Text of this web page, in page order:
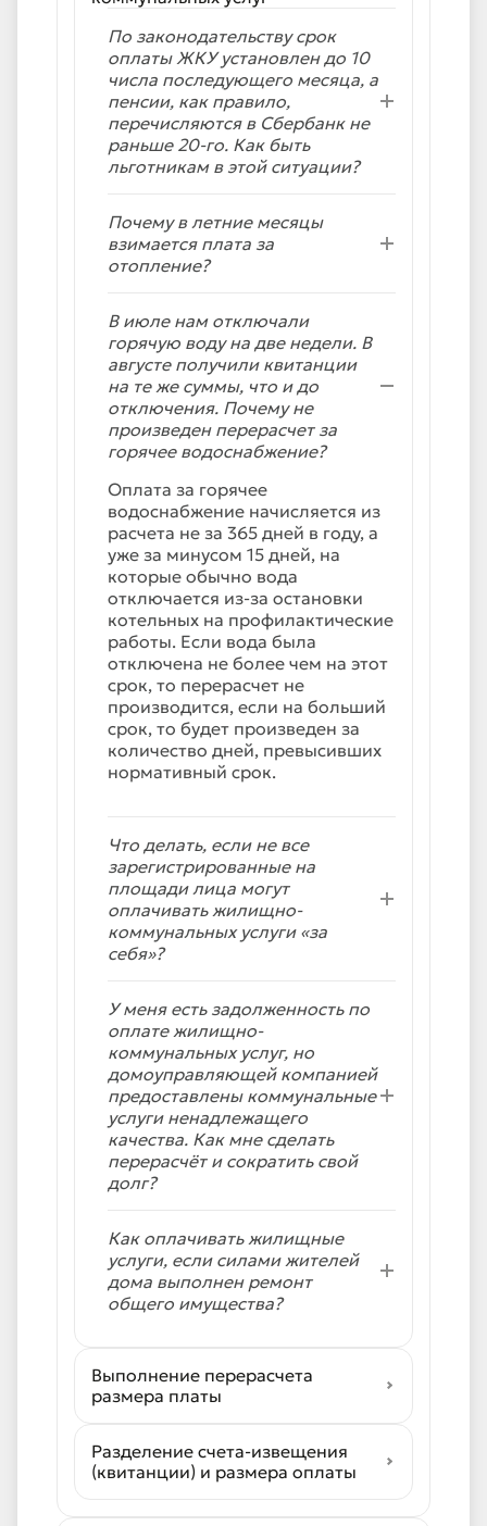
По законодательству срок
оплаты ЖКУ установлен до 10
числа последующего месяца, а
пенсии, как правило,
перечисляются в Сбербанк не
раньше 20-го. Как быть
льготникам в этой ситуации?
Почему в летние месяцы
взимается плата за
отопление?
В июле нам отключали
горячую воду на две недели. В
августе получили квитанции
на те же суммы, что и до
отключения. Почему не
произведен перерасчет за
горячее водоснабжение?
Оплата за горячее
водоснабжение начисляется из
расчета не за 365 дней в году, а
уже за минусом 15 дней, на
которые обычно вода
отключается из-за остановки
котельных на профилактические
работы. Если вода была
отключена не более чем на этот
срок, то перерасчет не
производится, если на больший
срок, то будет произведен за
количество дней, превысивших
нормативный срок.
Что делать, если не все
зарегистрированные на
площади лица могут
оплачивать жилищно-
коммунальных услуги «за
себя»?
У меня есть задолженность по
оплате жилищно-
коммунальных услуг, но
домоуправляющей компанией
предоставлены коммунальные
услуги ненадлежащего
качества. Как мне сделать
перерасчёт и сократить свой
долг?
Как оплачивать жилищные
услуги, если силами жителей
дома выполнен ремонт
общего имущества?
Выполнение перерасчета
размера платы
Разделение счета-извещения
(квитанции) и размера оплаты